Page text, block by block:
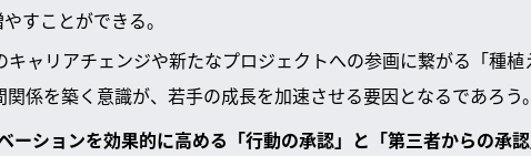
すことができる。
キャリアチェンジや新たなプロジェクトへの参画に繋がる「種
係を築く意識が、若手の成長を加速させる要因となるであろう。
ーションを効果的に高める「行動の承認」と「第三者からの承